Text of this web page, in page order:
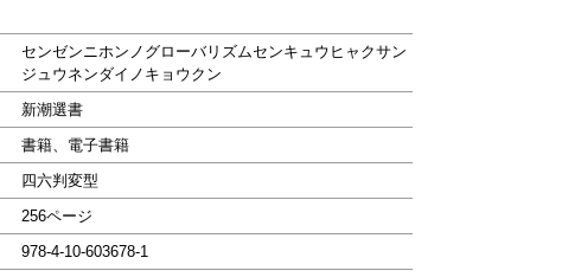
センゼンニホンノグローバリズムセンキュウヒャクサン
ジュウネンダイノキョウクン
新潮選書
書籍、電子書籍
四六判変型
256ページ
978-4-10-603678-1